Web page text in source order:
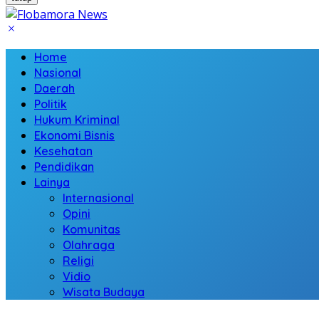
Home
Nasional
Daerah
Politik
Hukum Kriminal
Ekonomi Bisnis
Kesehatan
Pendidikan
Lainya
Internasional
Opini
Komunitas
Olahraga
Religi
Vidio
Wisata Budaya